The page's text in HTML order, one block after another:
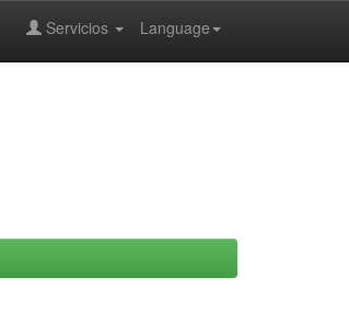
Language
Servicios